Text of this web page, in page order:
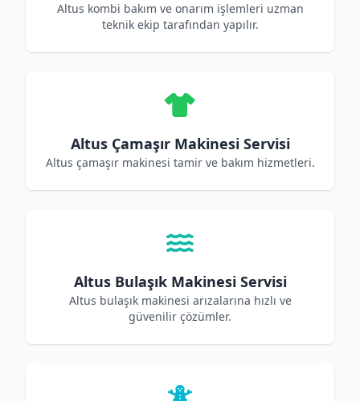
Altus kombi bakım ve onarım işlemleri uzman
teknik ekip tarafından yapılır.
Altus Çamaşır Makinesi Servisi
Altus çamaşır makinesi tamir ve bakım hizmetleri.
Altus Bulaşık Makinesi Servisi
Altus bulaşık makinesi arızalarına hızlı ve
güvenilir çözümler.